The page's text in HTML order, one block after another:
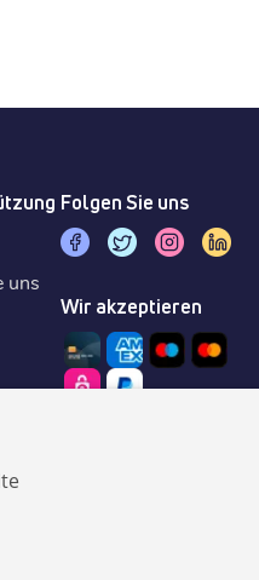
uns
Folgen Sie uns
Wir akzeptieren